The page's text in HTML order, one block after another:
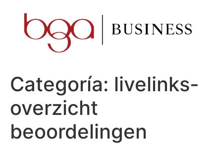
contenido
Categoría: livelinks-
overzicht
beoordelingen